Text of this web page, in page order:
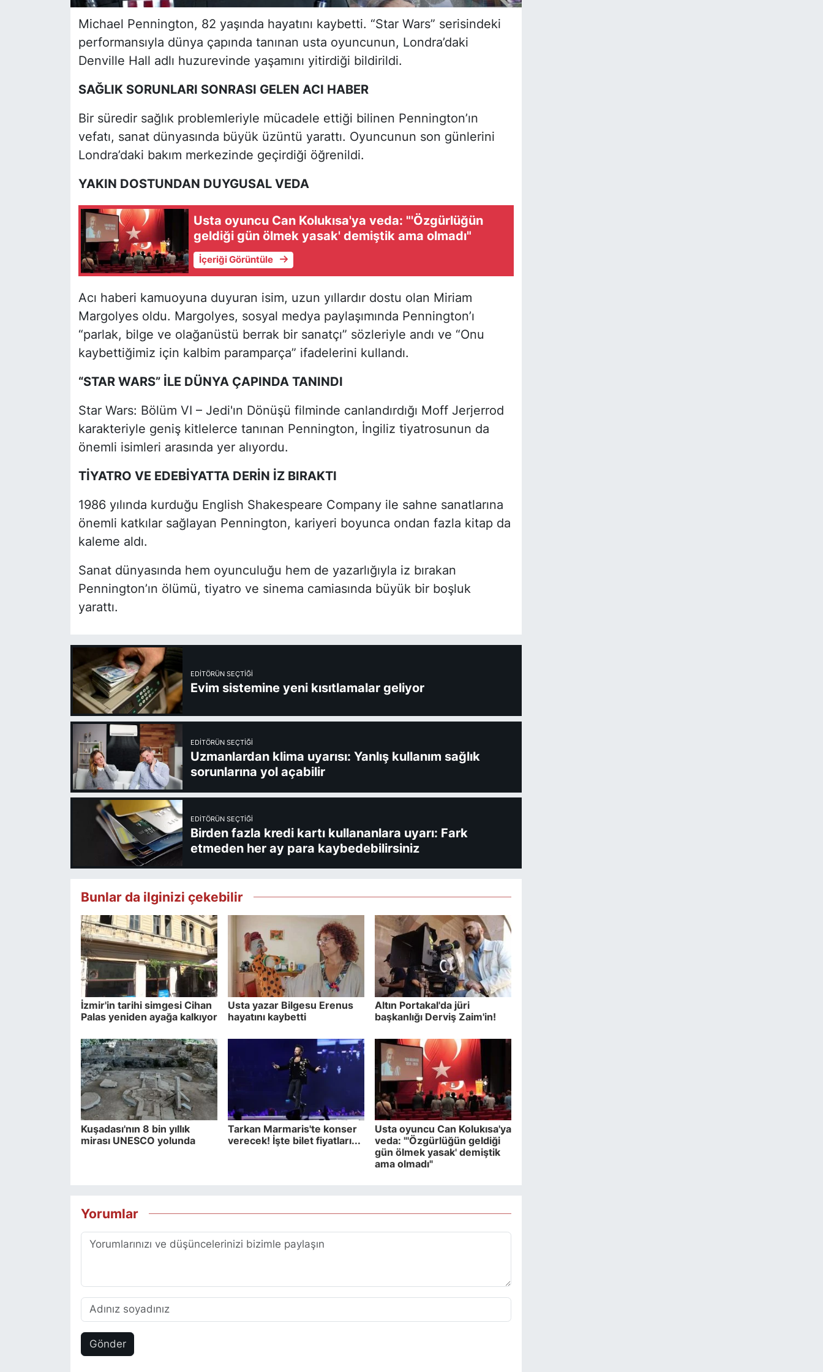
Michael Pennington, 82 yaşında hayatını kaybetti. “Star Wars” serisindeki
performansıyla dünya çapında tanınan usta oyuncunun, Londra’daki
Denville Hall adlı huzurevinde yaşamını yitirdiği bildirildi.
SAĞLIK SORUNLARI SONRASI GELEN ACI HABER
Bir süredir sağlık problemleriyle mücadele ettiği bilinen Pennington’ın
vefatı, sanat dünyasında büyük üzüntü yarattı. Oyuncunun son günlerini
Londra’daki bakım merkezinde geçirdiği öğrenildi.
YAKIN DOSTUNDAN DUYGUSAL VEDA
Usta oyuncu Can Kolukısa'ya veda: "'Özgürlüğün
geldiği gün ölmek yasak' demiştik ama olmadı"
İçeriği Görüntüle
Acı haberi kamuoyuna duyuran isim, uzun yıllardır dostu olan Miriam
Margolyes oldu. Margolyes, sosyal medya paylaşımında Pennington’ı
“parlak, bilge ve olağanüstü berrak bir sanatçı” sözleriyle andı ve “Onu
kaybettiğimiz için kalbim paramparça” ifadelerini kullandı.
“STAR WARS” İLE DÜNYA ÇAPINDA TANINDI
Star Wars: Bölüm VI – Jedi'ın Dönüşü filminde canlandırdığı Moff Jerjerrod
karakteriyle geniş kitlelerce tanınan Pennington, İngiliz tiyatrosunun da
önemli isimleri arasında yer alıyordu.
TİYATRO VE EDEBİYATTA DERİN İZ BIRAKTI
1986 yılında kurduğu English Shakespeare Company ile sahne sanatlarına
önemli katkılar sağlayan Pennington, kariyeri boyunca ondan fazla kitap da
kaleme aldı.
Sanat dünyasında hem oyunculuğu hem de yazarlığıyla iz bırakan
Pennington’ın ölümü, tiyatro ve sinema camiasında büyük bir boşluk
yarattı.
EDITÖRÜN SEÇTIĞI
Evim sistemine yeni kısıtlamalar geliyor
EDITÖRÜN SEÇTIĞI
Uzmanlardan klima uyarısı: Yanlış kullanım sağlık
sorunlarına yol açabilir
EDITÖRÜN SEÇTIĞI
Birden fazla kredi kartı kullananlara uyarı: Fark
etmeden her ay para kaybedebilirsiniz
Bunlar da ilginizi çekebilir
İzmir'in tarihi simgesi Cihan
Palas yeniden ayağa kalkıyor
Usta yazar Bilgesu Erenus
hayatını kaybetti
Altın Portakal'da jüri
başkanlığı Derviş Zaim'in!
Kuşadası'nın 8 bin yıllık
mirası UNESCO yolunda
Tarkan Marmaris'te konser
verecek! İşte bilet fiyatları...
Usta oyuncu Can Kolukısa'ya
veda: "'Özgürlüğün geldiği
gün ölmek yasak' demiştik
ama olmadı"
Yorumlar
Gönder